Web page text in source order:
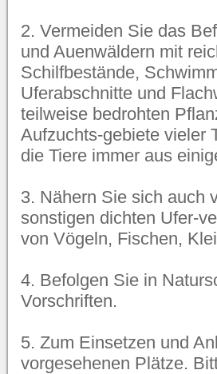
2. Vermeiden Sie das
und Auenwäldern mit
Schilfbestände,
Uferabschnitte und
teilweise bedrohten
Aufzuchts-gebiete vieler
die Tiere immer aus
3. Nähern Sie sich auch
sonstigen dichten Ufer-
von Vögeln, Fischen,
4. Befolgen Sie in
Vorschriften.
5. Zum Einsetzen und
vorgesehenen Plätze.